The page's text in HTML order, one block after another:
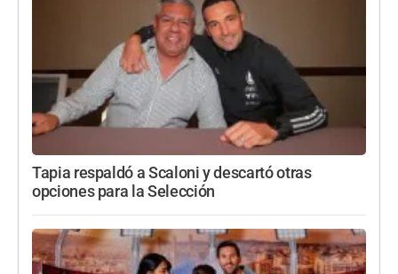
Tapia respaldó a Scaloni y descartó otras
opciones para la Selección